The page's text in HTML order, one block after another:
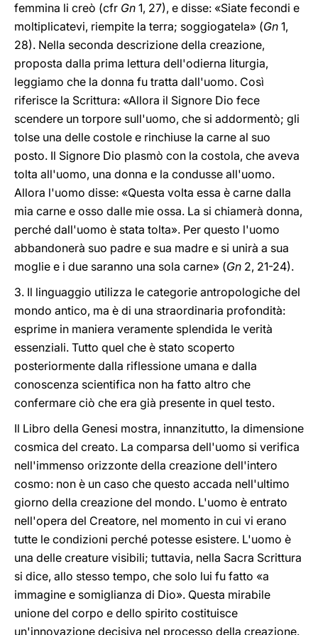
femmina li creò (cfr Gn 1, 27), e disse: «Siate fecondi e
moltiplicatevi, riempite la terra; soggiogatela» (Gn 1,
28). Nella seconda descrizione della creazione,
proposta dalla prima lettura dell'odierna liturgia,
leggiamo che la donna fu tratta dall'uomo. Così
riferisce la Scrittura: «Allora il Signore Dio fece
scendere un torpore sull'uomo, che si addormentò; gli
tolse una delle costole e rinchiuse la carne al suo
posto. Il Signore Dio plasmò con la costola, che aveva
tolta all'uomo, una donna e la condusse all'uomo.
Allora l'uomo disse: «Questa volta essa è carne dalla
mia carne e osso dalle mie ossa. La si chiamerà donna,
perché dall'uomo è stata tolta». Per questo l'uomo
abbandonerà suo padre e sua madre e si unirà a sua
moglie e i due saranno una sola carne» (Gn 2, 21-24).
3. Il linguaggio utilizza le categorie antropologiche del
mondo antico, ma è di una straordinaria profondità:
esprime in maniera veramente splendida le verità
essenziali. Tutto quel che è stato scoperto
posteriormente dalla riflessione umana e dalla
conoscenza scientifica non ha fatto altro che
confermare ciò che era già presente in quel testo.
Il Libro della Genesi mostra, innanzitutto, la dimensione
cosmica del creato. La comparsa dell'uomo si verifica
nell'immenso orizzonte della creazione dell'intero
cosmo: non è un caso che questo accada nell'ultimo
giorno della creazione del mondo. L'uomo è entrato
nell'opera del Creatore, nel momento in cui vi erano
tutte le condizioni perché potesse esistere. L'uomo è
una delle creature visibili; tuttavia, nella Sacra Scrittura
si dice, allo stesso tempo, che solo lui fu fatto «a
immagine e somiglianza di Dio». Questa mirabile
unione del corpo e dello spirito costituisce
un'innovazione decisiva nel processo della creazione.